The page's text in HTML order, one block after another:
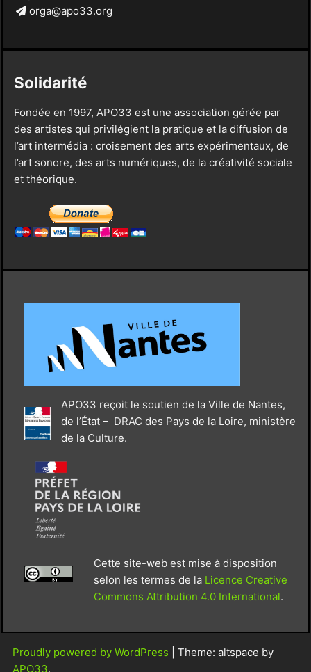
orga@apo33.org
Solidarité
Fondée en 1997, APO33 est une association gérée par
des artistes qui privilégient la pratique et la diffusion de
l’art intermédia : croisement des arts expérimentaux, de
l’art sonore, des arts numériques, de la créativité sociale
et théorique.
APO33 reçoit le soutien de la Ville de Nantes,
de l’État – DRAC des Pays de la Loire, ministère
de la Culture.
Cette site-web est mise à disposition
selon les termes de la Licence Creative
Commons Attribution 4.0 International.
Proudly powered by WordPress
Theme: altspace by
APO33.